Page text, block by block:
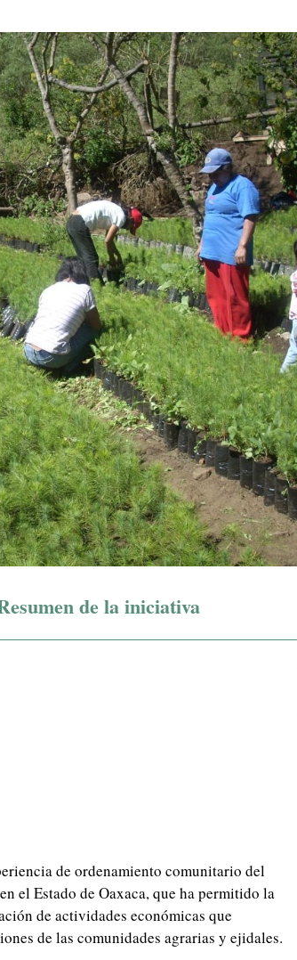
de la iniciativa
de ordenamiento comunitario del
el Estado de Oaxaca, que ha permitido la
de actividades económicas que
de las comunidades agrarias y ejidales.